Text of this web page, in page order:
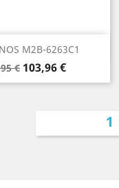
M2B-6263C1
€ Precio
103,96 €
Vista rápida
1